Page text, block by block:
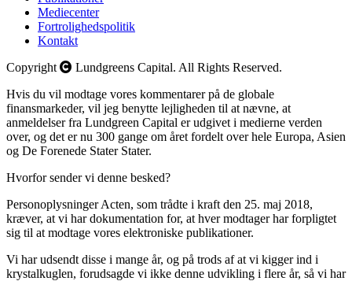
Mediecenter
Fortrolighedspolitik
Kontakt
Copyright
Lundgreens Capital. All Rights Reserved.
Hvis du vil modtage vores kommentarer på de globale
finansmarkeder, vil jeg benytte lejligheden til at nævne, at
anmeldelser fra Lundgreen Capital er udgivet i medierne verden
over, og det er nu 300 gange om året fordelt over hele Europa, Asien
og De Forenede Stater Stater.
Hvorfor sender vi denne besked?
Personoplysninger Acten, som trådte i kraft den 25. maj 2018,
kræver, at vi har dokumentation for, at hver modtager har forpligtet
sig til at modtage vores elektroniske publikationer.
Vi har udsendt disse i mange år, og på trods af at vi kigger ind i
krystalkuglen, forudsagde vi ikke denne udvikling i flere år, så vi har